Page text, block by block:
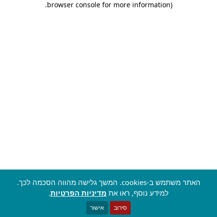
browser console for more information)
.
האתר משתמש ב-cookies. המשך גלישה מהווה הסכמה לכך.
למידע נוסף, ראו את מדיניות הפרטיות.
סירוב אישור